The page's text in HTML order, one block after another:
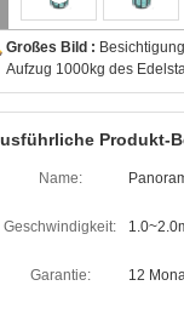
Großes Bild :
Aufzug 1000kg des
Produkt-
Name:
Geschwindigkeit:
Garantie: 12